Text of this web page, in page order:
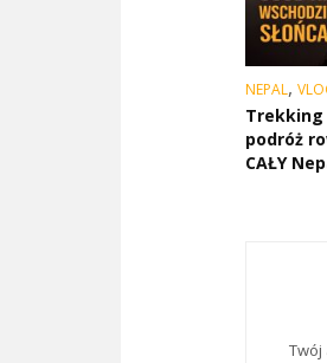
NEPAL,
Trekking
podróż
CAŁY